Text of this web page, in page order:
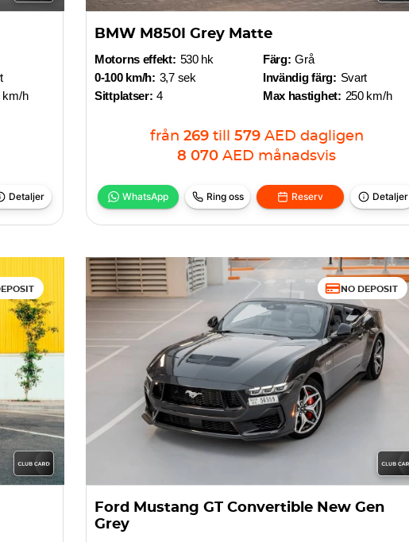
km/h
Detaljer
BMW M850I Grey Matte
Motorns effekt: 530 hk
0-100 km/h: 3,7 sek
Sittplatser: 4
Färg: Grå
Invändig färg: Svart
Max hastighet: 250 km/h
från 269 till 579 AED dagligen
8 070 AED månadsvis
WhatsApp Ring oss Reserv Detaljer
NO DEPOSIT
Ford Mustang GT Convertible New Gen
Grey